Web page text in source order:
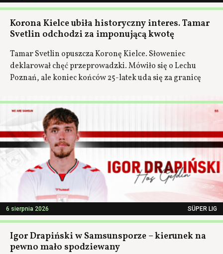
Korona Kielce ubiła historyczny interes. Tamar
Svetlin odchodzi za imponującą kwotę
Tamar Svetlin opuszcza Koronę Kielce. Słoweniec
deklarował chęć przeprowadzki. Mówiło się o Lechu
Poznań, ale koniec końców 25-latek uda się za granicę
6 sierpnia 2026 SÜPER LIG
Igor Drapiński w Samsunsporze – kierunek na
pewno mało spodziewany